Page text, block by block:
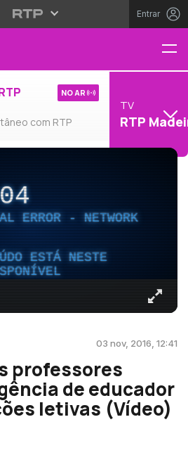
Entrar
com RTP
NO AR
TV
RTP
ERROR - NETWORK
ESTÁ NESTE
03 nov, 2016, 12:41
professores
de educador
letivas (Vídeo)